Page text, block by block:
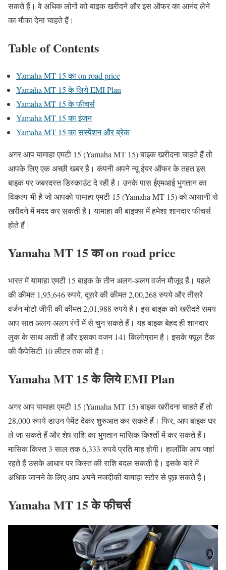
सकते हैं। वे अधिक लोगों को बाइक खरीदने और इस ऑफर का आनंद लेने
का मौका देना चाहते हैं।
Table of Contents
Yamaha MT 15 का on road price
Yamaha MT 15 के लिये EMI Plan
Yamaha MT 15 के फीचर्स
Yamaha MT 15 का इंजन
Yamaha MT 15 का सस्पेंशन और ब्रेक
अगर आप यामाहा एमटी 15 (Yamaha MT 15) बाइक खरीदना चाहते हैं तो
आपके लिए एक अच्छी खबर है। कंपनी अपने न्यू ईयर ऑफर के तहत इस
बाइक पर जबरदस्त डिस्काउंट दे रही है। उनके पास ईएमआई भुगतान का
विकल्प भी है जो आपको यामाहा एमटी 15 (Yamaha MT 15) को आसानी से
खरीदने में मदद कर सकती है। यामाहा की बाइक्स में हमेशा शानदार फीचर्स
होते हैं।
Yamaha MT 15 का on road price
भारत में यामाहा एमटी 15 बाइक के तीन अलग-अलग वर्जन मौजूद हैं। पहले
की कीमत 1,95,646 रुपये, दूसरे की कीमत 2,00,268 रुपये और तीसरे
वर्जन मोटो जीपी की कीमत 2,01,988 रुपये है। इस बाइक को खरीदते समय
आप सात अलग-अलग रंगों में से चुन सकते हैं। यह बाइक बेहद ही शानदार
लुक के साथ आती है और इसका वजन 141 किलोग्राम है। इसके फ्यूल टैंक
की कैपेसिटी 10 लीटर तक की है।
Yamaha MT 15 के लिये EMI Plan
अगर आप यामाहा एमटी 15 (Yamaha MT 15) बाइक खरीदना चाहते हैं तो
28,000 रुपये डाउन पेमेंट देकर शुरुआत कर सकते हैं। फिर, आप बाइक घर
ले जा सकते हैं और शेष राशि का भुगतान मासिक किश्तों में कर सकते हैं।
मासिक किस्त 3 साल तक 6,333 रुपये प्रति माह होगी। हालाँकि आप जहां
रहते हैं उसके आधार पर किस्त की राशि बदल सकती है। इसके बारे में
अधिक जानने के लिए आप अपने नजदीकी यामाहा स्टोर से पूछ सकते हैं।
Yamaha MT 15 के फीचर्स